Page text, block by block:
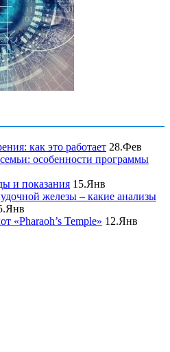
как это работает 28.Фев
особенности программы
и показания 15.Янв
железы – какие анализы
«Pharaoh’s Temple» 12.Янв